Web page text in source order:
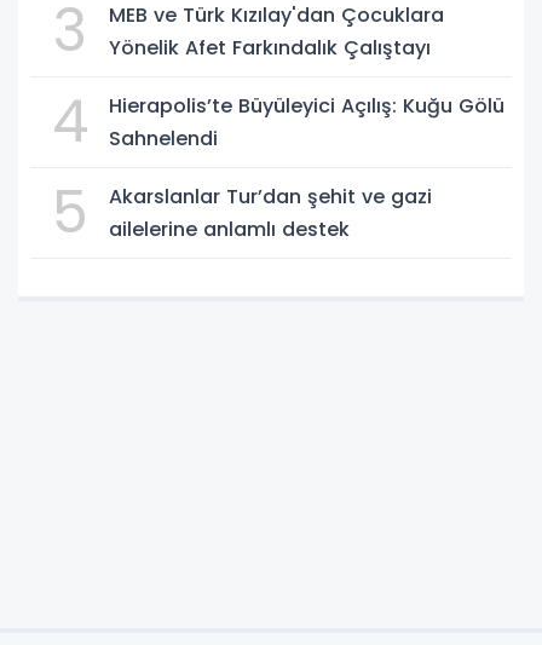
3
MEB ve Türk Kızılay'dan Çocuklara
Yönelik Afet Farkındalık Çalıştayı
4
Hierapolis’te Büyüleyici Açılış: Kuğu Gölü
Sahnelendi
5
Akarslanlar Tur’dan şehit ve gazi
ailelerine anlamlı destek